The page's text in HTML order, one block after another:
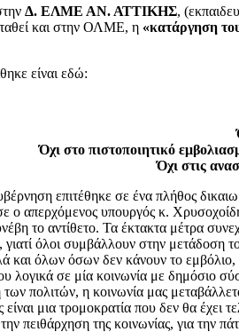
Δ. ΕΛΜΕ ΑΝ. ΑΤΤΙΚΗΣ,
και στην ΟΛΜΕ, η «κατάργηση
είναι εδώ:
Όχι στο πιστοποιητικό
Όχι στις
επιτέθηκε σε ένα πλήθος
ο απερχόμενος υπουργός κ.
το αντίθετο. Τα έκτακτα μέτρα
όλοι συμβάλλουν στην μετάδοση
και όλων όσων δεν κάνουν το
λογικά σε μία κοινωνία με δημόσιο
των πολιτών, η κοινωνία μας
είναι μια τρομοκρατία που δεν θα
πειθάρχηση της κοινωνίας, για την